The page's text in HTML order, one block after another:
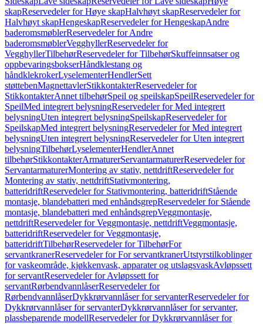
skapReservedeler for Høye skapHalvhøyt skapReservedeler for
Halvhøyt skapHengeskapReservedeler for HengeskapAndre
baderomsmøblerReservedeler for Andre
baderomsmøblerVegghyllerReservedeler for
VegghyllerTilbehørReservedeler for TilbehørSkuffeinnsatser og
oppbevaringsbokserHåndklestang og
håndklekrokerLyselementerHendlerSett
støttebenMagnettavlerStikkontakterReservedeler for
StikkontakterAnnet tilbehørSpeil og speilskapSpeilReservedeler for
SpeilMed integrert belysningReservedeler for Med integrert
belysningUten integrert belysningSpeilskapReservedeler for
SpeilskapMed integrert belysningReservedeler for Med integrert
belysningUten integrert belysningReservedeler for Uten integrert
belysningTilbehørLyselementerHendlerAnnet
tilbehørStikkontakterArmaturerServantarmaturerReservedeler for
ServantarmaturerMontering av stativ, nettdriftReservedeler for
Montering av stativ, nettdriftStativmontering,
batteridriftReservedeler for Stativmontering, batteridriftStående
montasje, blandebatteri med enhåndsgrepReservedeler for Stående
montasje, blandebatteri med enhåndsgrepVeggmontasje,
nettdriftReservedeler for Veggmontasje, nettdriftVeggmontasje,
batteridriftReservedeler for Veggmontasje,
batteridriftTilbehørReservedeler for TilbehørFor
servantkranerReservedeler for For servantkranerUtstyrstilkoblinger
for vaskeområde, kjøkkenvask, apparater og utslagsvaskAvløpssett
for servantReservedeler for Avløpssett for
servantRørbendvannlåserReservedeler for
RørbendvannlåserDykkrørvannlåser for servanterReservedeler for
Dykkrørvannlåser for servanterDykkrørvannlåser for servanter,
plassbeparende modellReservedeler for Dykkrørvannlåser for